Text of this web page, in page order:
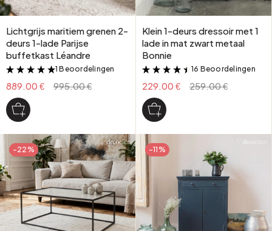
Lichtgrijs maritiem grenen 2-
deurs 1-lade Parijse
buffetkast Léandre
&
1 Beoordelingen
889.00 € 995.00 €
Klein 1-deurs dressoir met 1
lade in mat zwart metaal
Bonnie
&
16 Beoordelingen
229.00 € 259.00 €
-22% -11%